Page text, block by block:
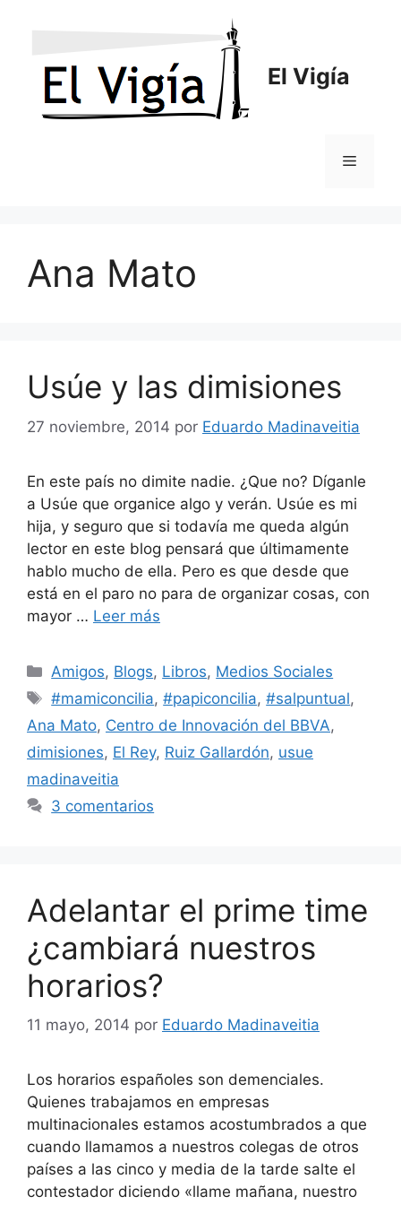
El Vigía
Menú
Ana Mato
Usúe y las dimisiones
27 noviembre, 2014 por Eduardo Madinaveitia
En este país no dimite nadie. ¿Que no? Díganle
a Usúe que organice algo y verán. Usúe es mi
hija, y seguro que si todavía me queda algún
lector en este blog pensará que últimamente
hablo mucho de ella. Pero es que desde que
está en el paro no para de organizar cosas, con
mayor … Leer más
Categorías
Amigos, Blogs, Libros, Medios Sociales
Etiquetas
#mamiconcilia,#papiconcilia,#salpuntual,
Ana Mato, Centro de Innovación del BBVA,
dimisiones, El Rey, Ruiz Gallardón, usue
madinaveitia
3 comentarios
Adelantar el prime time
¿cambiará nuestros
horarios?
11 mayo, 2014 por Eduardo Madinaveitia
Los horarios españoles son demenciales.
Quienes trabajamos en empresas
multinacionales estamos acostumbrados a que
cuando llamamos a nuestros colegas de otros
países a las cinco y media de la tarde salte el
contestador diciendo «llame mañana, nuestro